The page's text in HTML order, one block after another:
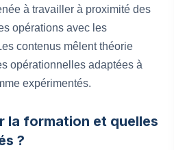
à travailler à proximité des
opérations avec les
contenus mêlent théorie
opérationnelles adaptées à
expérimentés.
la formation et quelles
?